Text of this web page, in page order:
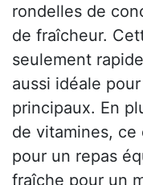
rondelles de
de fraîcheur.
seulement
aussi idéale
principaux. En
de vitamines,
pour un repas
fraîche pour un